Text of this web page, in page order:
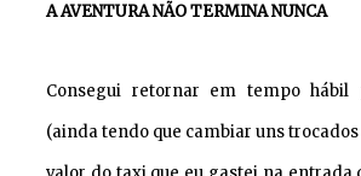
A AVENTURA NÃO TERMINA NUNCA
Consegui retornar em tempo
(ainda tendo que cambiar uns